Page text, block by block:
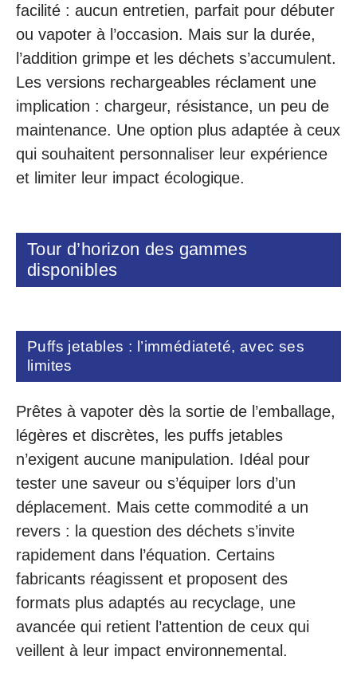
facilité : aucun entretien, parfait pour débuter
ou vapoter à l’occasion. Mais sur la durée,
l’addition grimpe et les déchets s’accumulent.
Les versions rechargeables réclament une
implication : chargeur, résistance, un peu de
maintenance. Une option plus adaptée à ceux
qui souhaitent personnaliser leur expérience
et limiter leur impact écologique.
Tour d’horizon des gammes
disponibles
Puffs jetables : l’immédiateté, avec ses
limites
Prêtes à vapoter dès la sortie de l’emballage,
légères et discrètes, les puffs jetables
n’exigent aucune manipulation. Idéal pour
tester une saveur ou s’équiper lors d’un
déplacement. Mais cette commodité a un
revers : la question des déchets s’invite
rapidement dans l’équation. Certains
fabricants réagissent et proposent des
formats plus adaptés au recyclage, une
avancée qui retient l’attention de ceux qui
veillent à leur impact environnemental.